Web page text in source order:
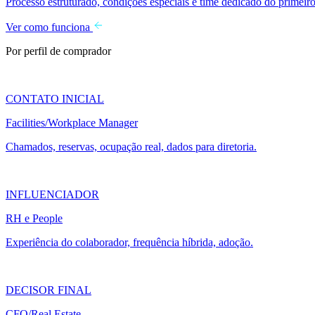
Ver como funciona
Por perfil de comprador
CONTATO INICIAL
Facilities/Workplace Manager
Chamados, reservas, ocupação real, dados para diretoria.
INFLUENCIADOR
RH e People
Experiência do colaborador, frequência híbrida, adoção.
DECISOR FINAL